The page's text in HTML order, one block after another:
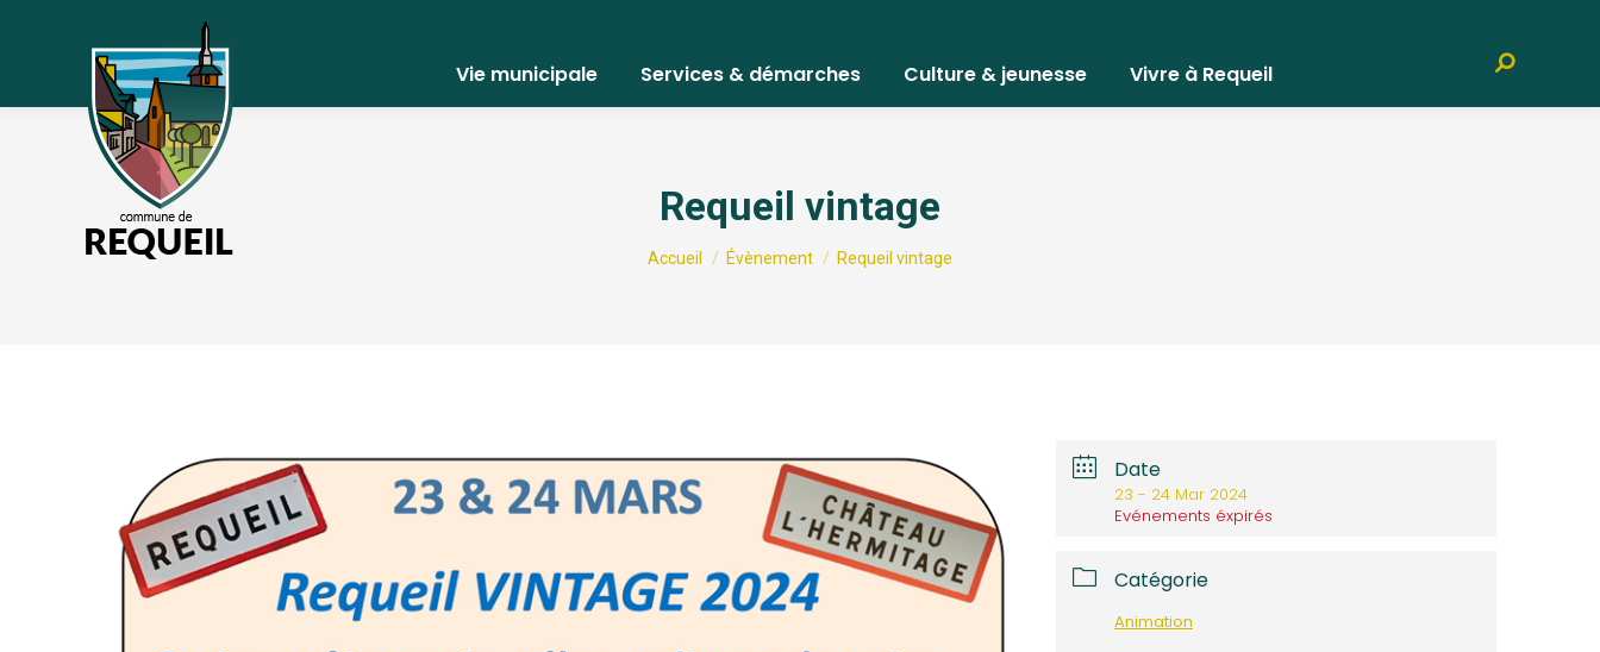
Vie municipale Services & démarches Culture & jeunesse Vivre à Requeil
Recherche
Requeil vintage
Vous êtes ici :
Accueil Évènement Requeil vintage
Date
23 - 24 Mar 2024
Evénements éxpirés
Catégorie
Animation